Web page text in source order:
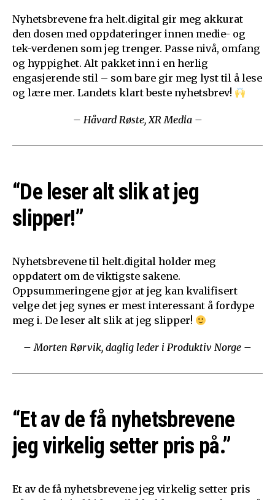
Nyhetsbrevene fra helt.digital gir meg akkurat
den dosen med oppdateringer innen medie- og
tek-verdenen som jeg trenger. Passe nivå, omfang
og hyppighet. Alt pakket inn i en herlig
engasjerende stil – som bare gir meg lyst til å lese
og lære mer. Landets klart beste nyhetsbrev!
– Håvard Røste, XR Media –
“De leser alt slik at jeg
slipper!”
Nyhetsbrevene til helt.digital holder meg
oppdatert om de viktigste sakene.
Oppsummeringene gjør at jeg kan kvalifisert
velge det jeg synes er mest interessant å fordype
meg i. De leser alt slik at jeg slipper!
– Morten Rørvik, daglig leder i Produktiv Norge –
“Et av de få nyhetsbrevene
jeg virkelig setter pris på.”
Et av de få nyhetsbrevene jeg virkelig setter pris